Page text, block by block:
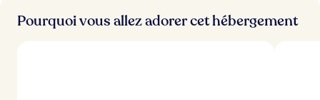
Pourquoi vous allez adorer cet hébergement